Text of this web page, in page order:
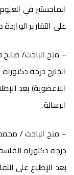
الماجستير في
على التقارير
– منح الباحث/ صالح
الخارج درجة
اللاعضوية) بعد
الرسالة.
– منح الباحث /
درجة دكتوراه
بعد الإطلاع على